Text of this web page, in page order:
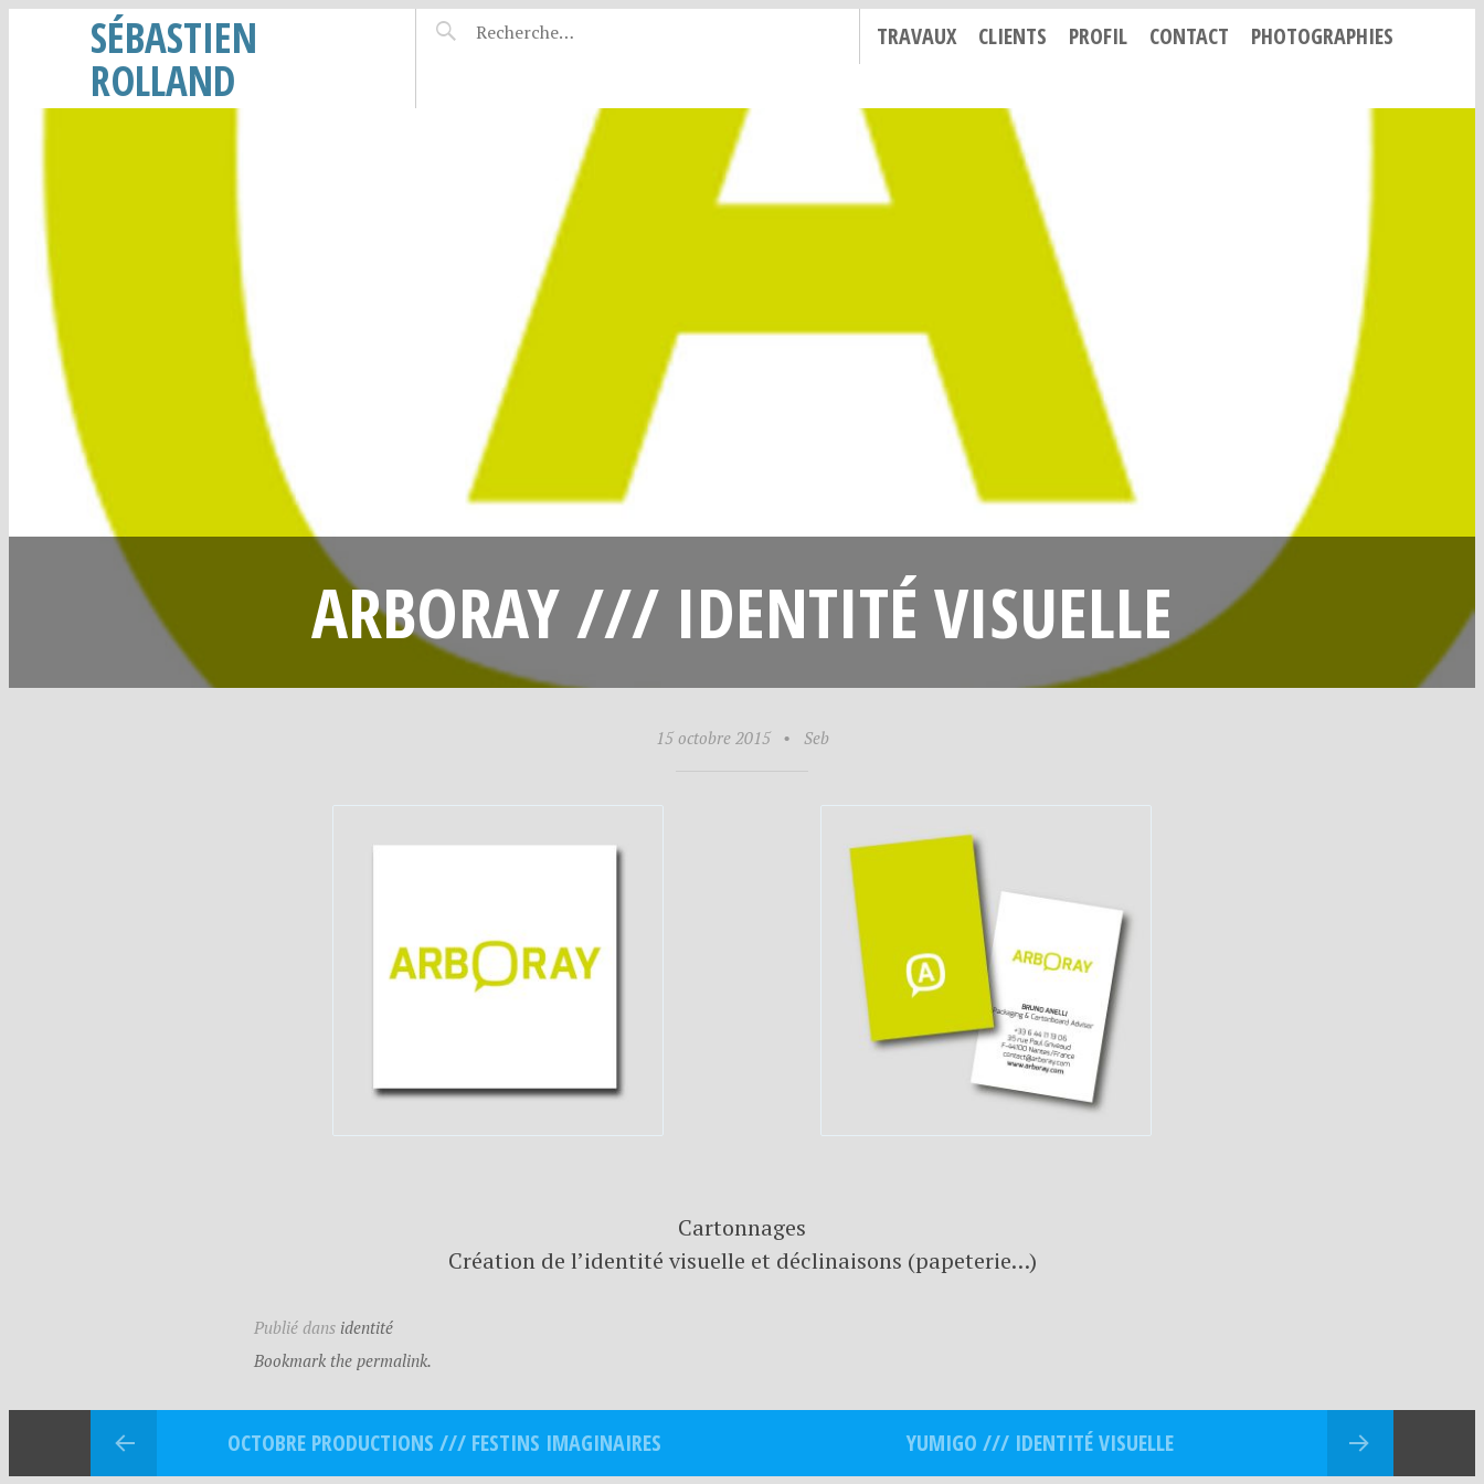
SÉBASTIEN
ROLLAND
TRAVAUX CLIENTS PROFIL CONTACT PHOTOGRAPHIES
ARBORAY /// IDENTITÉ VISUELLE
15 octobre 2015 • Seb
Cartonnages
Création de l’identité visuelle et déclinaisons (papeterie…)
Publié dans identité
Bookmark the permalink.
OCTOBRE PRODUCTIONS /// FESTINS IMAGINAIRES YUMIGO /// IDENTITÉ VISUELLE